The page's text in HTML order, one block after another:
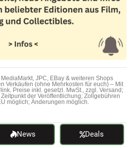
JPC, EBay & weiteren Shops
Verkäufen (ohne Mehrkosten für euch) – Mit
Preise inkl. gesetzl. MwSt., zzgl. Versand;
der Veröffentlichung; Zollgebühren
möglich; Änderungen möglich.
News Deals